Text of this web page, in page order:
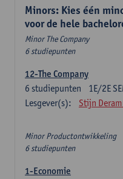
Minors: Kies één
voor de hele
Minor The Company
6 studiepunten
12-The Company
1E/2E
6 studiepunten
Lesgever(s):
Stijn
Minor Productontwikkeling
6 studiepunten
1-Economie